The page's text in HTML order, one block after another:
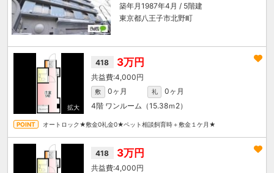
築年月1987年4月 / 5階建
東京都八王子市北野町
418 3万円
4,000円
敷 0ヶ月 礼
0ヶ月
4階 ワンルーム（15.38ｍ 2）
オートロック★敷金0礼金0★ペット相談飼育時＋敷金１ケ月★
418 3万円
4,000円